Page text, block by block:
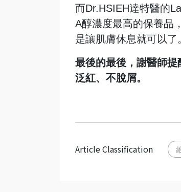
而Dr.HSIEH達特醫的
A醇濃度最高的保養品
是讓肌膚休息就可以了
最後的最後，謝醫師
泛紅、不脫屑。
Article Classification